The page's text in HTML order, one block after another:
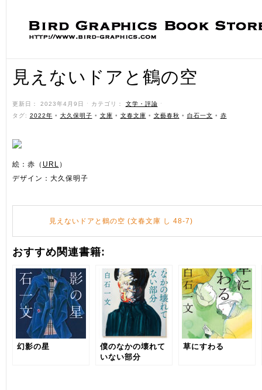
見えないドアと鶴の空
更新日： 2023年4月9日 ˑ カテゴリ： 文学・評論 ˑ
タグ: 2022年 • 大久保明子 • 文庫 • 文春文庫 • 文藝春秋 • 白石一文 • 赤
絵：赤（ URL ）
デザイン：大久保明子
見えないドアと鶴の空 (文春文庫 し 48-7)
おすすめ関連書籍:
幻影の星
僕のなかの壊れて
いない部分
草にすわる